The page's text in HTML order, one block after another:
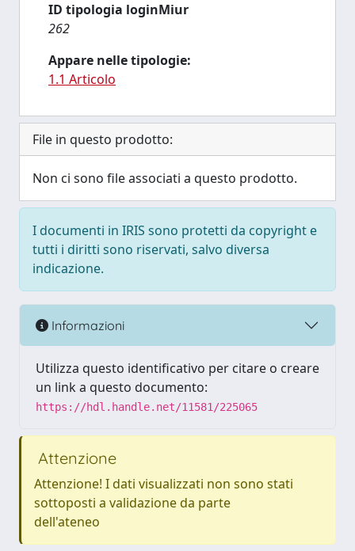
ID tipologia loginMiur
262
Appare nelle tipologie:
1.1 Articolo
File in questo prodotto:
Non ci sono file associati a questo prodotto.
I documenti in IRIS sono protetti da copyright e
tutti i diritti sono riservati, salvo diversa
indicazione.
Informazioni
Utilizza questo identificativo per citare o creare
un link a questo documento:
https://hdl.handle.net/11581/225065
Attenzione
Attenzione! I dati visualizzati non sono stati
sottoposti a validazione da parte
dell'ateneo